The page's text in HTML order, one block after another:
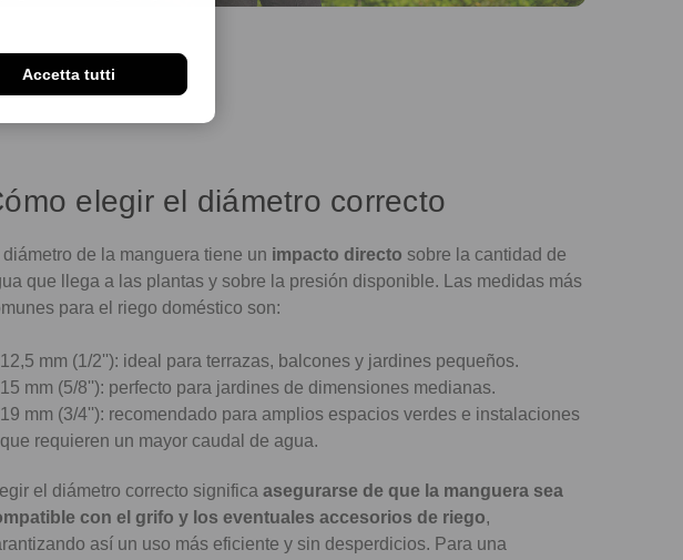
Accetta tutti
elegir el diámetro correcto
diámetro de la manguera tiene un impacto directo sobre la cantidad de
que llega a las plantas y sobre la presión disponible. Las medidas más
para el riego doméstico son:
12,5 mm (1/2''): ideal para terrazas, balcones y jardines pequeños.
15 mm (5/8''): perfecto para jardines de dimensiones medianas.
19 mm (3/4''): recomendado para amplios espacios verdes e instalaciones
que requieren un mayor caudal de agua.
el diámetro correcto significa asegurarse de que la manguera sea
con el grifo y los eventuales accesorios de riego,
así un uso más eficiente y sin desperdicios. Para una